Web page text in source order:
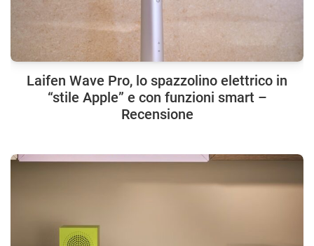
Laifen Wave Pro, lo spazzolino elettrico in
“stile Apple” e con funzioni smart –
Recensione